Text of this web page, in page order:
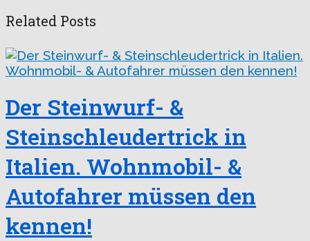
Related Posts
Der Steinwurf- &
Steinschleudertrick in
Italien. Wohnmobil- &
Autofahrer müssen den
kennen!